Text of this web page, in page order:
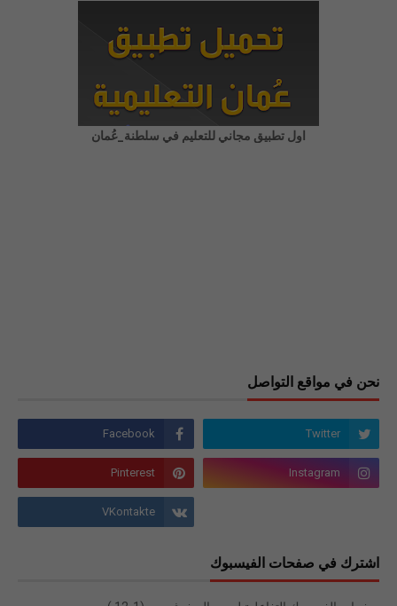
اول تطبيق مجاني للتعليم في سلطنة_عُمان
نحن في مواقع التواصل
اشترك في صفحات الفيسبوك